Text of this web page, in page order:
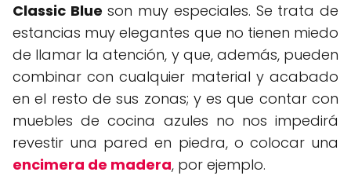
Classic Blue son muy especiales. Se trata de
estancias muy elegantes que no tienen miedo
de llamar la atención, y que, además, pueden
combinar con cualquier material y acabado
en el resto de sus zonas; y es que contar con
muebles de cocina azules no nos impedirá
revestir una pared en piedra, o colocar una
encimera de madera, por ejemplo.